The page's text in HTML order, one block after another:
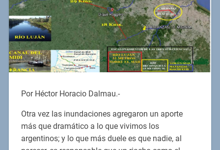
Por Héctor Horacio Dalmau.-
Otra vez las inundaciones agregaron un aporte
más que dramático a lo que vivimos los
argentinos; y lo que más duele es que nadie, al